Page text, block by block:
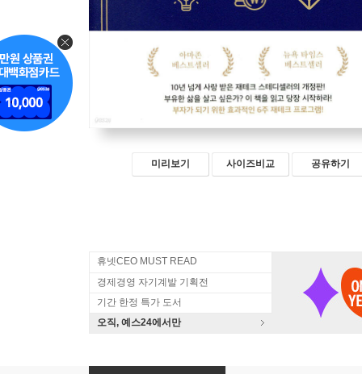
미리보기 사이즈비교 공유하기
휴넷CEO MUST READ
경제경영 자기계발 기획전
기간 한정 특가 도서
오직, 예스24에서만